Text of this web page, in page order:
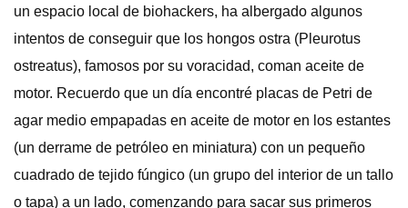
un espacio local de biohackers, ha albergado algunos
intentos de conseguir que los hongos ostra (Pleurotus
ostreatus), famosos por su voracidad, coman aceite de
motor. Recuerdo que un día encontré placas de Petri de
agar medio empapadas en aceite de motor en los estantes
(un derrame de petróleo en miniatura) con un pequeño
cuadrado de tejido fúngico (un grupo del interior de un tallo
o tapa) a un lado, comenzando para sacar sus primeros